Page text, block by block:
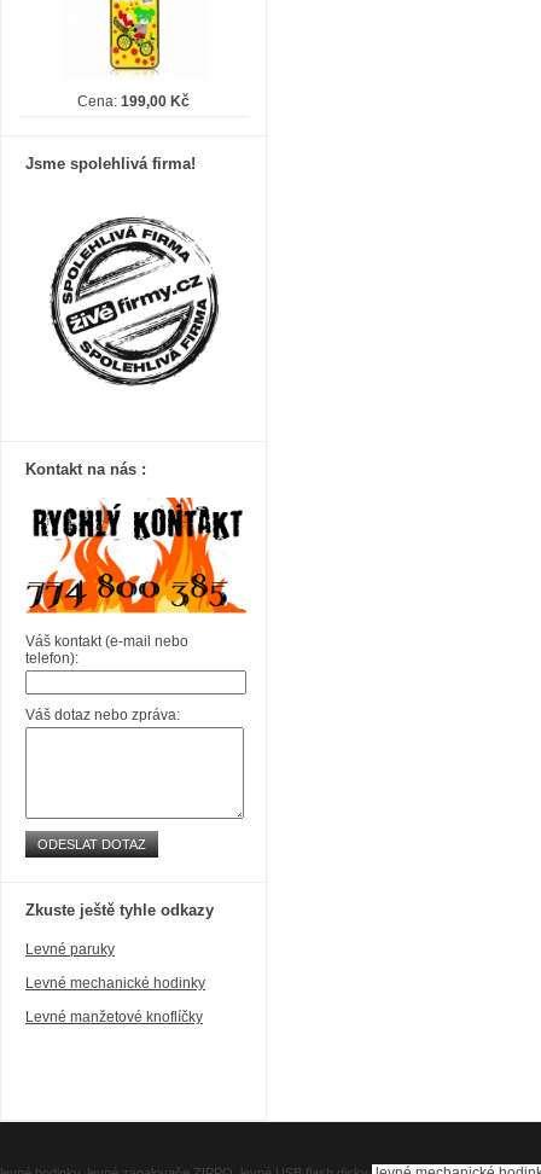
Cena: 199,00 Kč
Jsme spolehlivá firma!
Kontakt na nás :
Váš kontakt (e-mail nebo
telefon):
Váš dotaz nebo zpráva:
ODESLAT DOTAZ
Zkuste ještě tyhle odkazy
Levné paruky
Levné mechanické hodinky
Levné manžetové knoflíčky